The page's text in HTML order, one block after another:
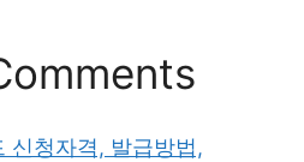
신청자격, 발급방법,